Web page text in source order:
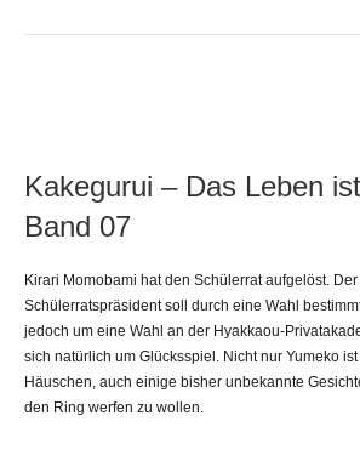
Kakegurui – Das Leben
Band 07
Kirari Momobami hat den Schülerrat aufgelöst.
Schülerratspräsident soll durch eine Wahl
jedoch um eine Wahl an der Hyakkaou-
sich natürlich um Glücksspiel. Nicht nur Yumeko
Häuschen, auch einige bisher unbekannte
den Ring werfen zu wollen.